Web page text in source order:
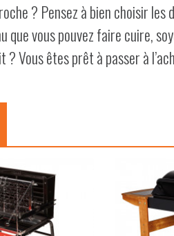
? Pensez à bien choisir
que vous pouvez faire cuire,
Vous êtes prêt à passer à